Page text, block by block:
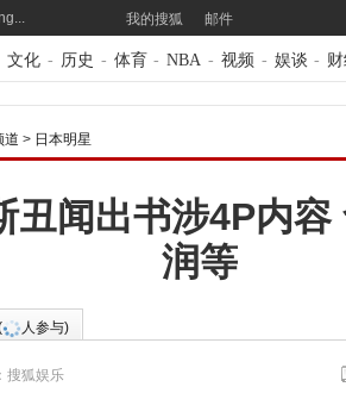
我的搜狐 邮件
文化 - 历史 - 体育 - NBA - 视频 - 娱谈 -
道 > 日本明星
丑闻出书涉4P内
润等
人参与)
搜狐娱乐